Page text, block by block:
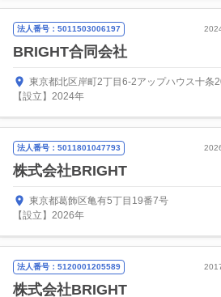
法人番号：5011503006197
BRIGHT合同会社
東京都北区岸町2丁目6-2アップハウス十条
【設立】2024年
法人番号：5011801047793
株式会社BRIGHT
東京都葛飾区亀有5丁目19番7号
【設立】2026年
法人番号：5120001205589
株式会社BRIGHT